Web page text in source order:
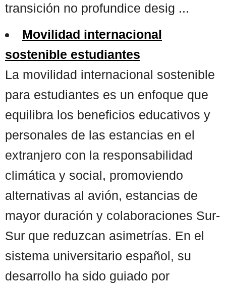
transición no profundice desig ...
Movilidad internacional
sostenible estudiantes
La movilidad internacional sostenible
para estudiantes es un enfoque que
equilibra los beneficios educativos y
personales de las estancias en el
extranjero con la responsabilidad
climática y social, promoviendo
alternativas al avión, estancias de
mayor duración y colaboraciones Sur-
Sur que reduzcan asimetrías. En el
sistema universitario español, su
desarrollo ha sido guiado por